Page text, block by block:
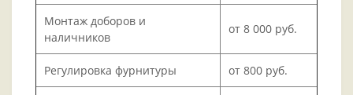
Монтаж доборов и
наличников
от 8 000 руб.
Регулировка фурнитуры от 800 руб.